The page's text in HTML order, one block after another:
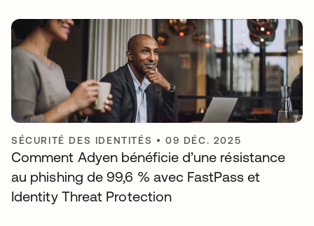
SÉCURITÉ DES IDENTITÉS •09 DÉC. 2025
Comment Adyen bénéficie d’une résistance
au phishing de 99,6 % avec FastPass et
Identity Threat Protection